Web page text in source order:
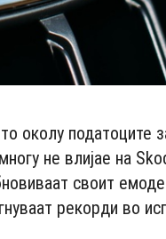
околу податоците
не влијае на
своит
рекорди во